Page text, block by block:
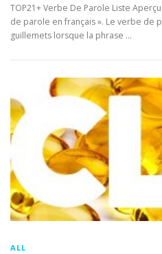
TOP21+ Verbe De Parole Liste
de parole en français ». Le verbe de
guillemets lorsque la phrase …
ALL